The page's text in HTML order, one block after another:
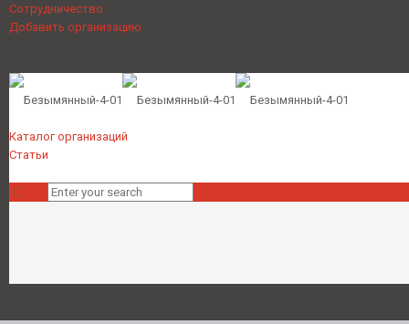
Сотрудничество
Добавить организацию
Каталог организаций
Статьи